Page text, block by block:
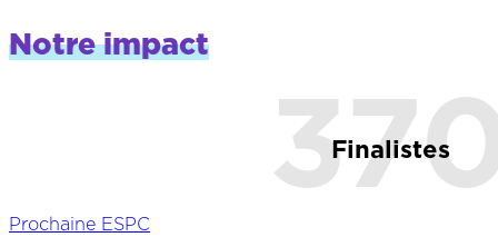
Notre impact
Finalistes
Prochaine ESPC